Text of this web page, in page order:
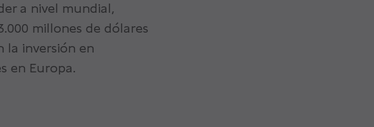
a nivel mundial,
millones de dólares
la inversión en
en Europa.